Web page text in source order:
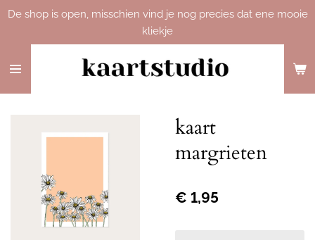
Ga
de
De shop is open, misschien vind je nog precies dat ene mooie
kliekje
kaart
margrieten
€ 1,95